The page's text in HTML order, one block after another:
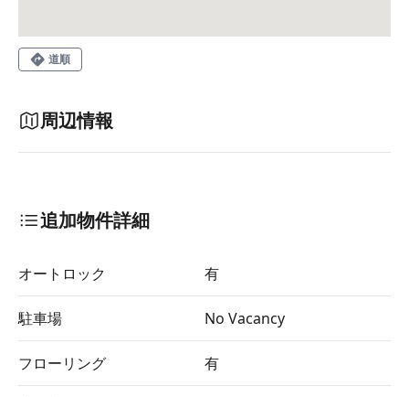
道順
周辺情報
追加物件詳細
オートロック 有
駐車場 No Vacancy
フローリング 有